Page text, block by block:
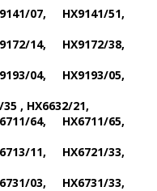
07, HX9141/51,
14, HX9172/38,
04, HX9193/05,
, HX6632/21,
64, HX6711/65,
11, HX6721/33,
03, HX6731/33,